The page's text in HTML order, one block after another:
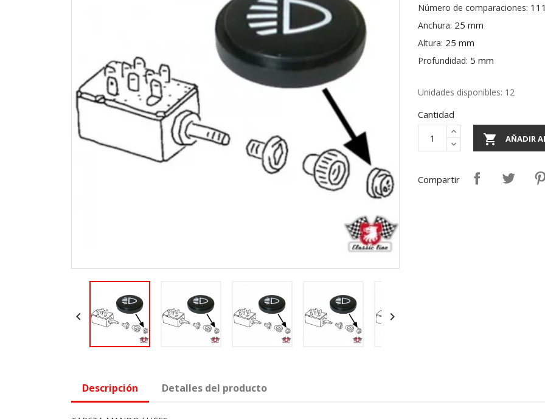
 
Número de comparaciones:
Anchura: 25 mm
Altura: 25 mm
Profundidad: 5 mm
Unidades disponibles: 12
Cantidad
 AÑADIR
Compartir
Descripción Detalles del producto